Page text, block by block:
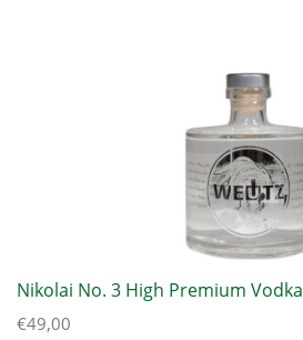
Nikolai No. 3 High Premium Vodka
€49,00